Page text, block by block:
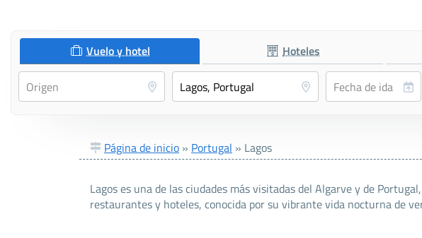
Vuelo y hotel Hoteles
Página de inicio » Portugal » Lagos
Lagos es una de las ciudades más visitadas del Algarve y de
restaurantes y hoteles, conocida por su vibrante vida nocturna de